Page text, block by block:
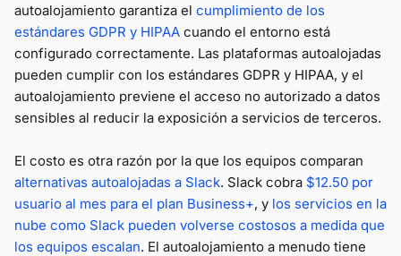
autoalojamiento garantiza el cumplimiento de los
estándares GDPR y HIPAA cuando el entorno está
configurado correctamente. Las plataformas autoalojadas
pueden cumplir con los estándares GDPR y HIPAA, y el
autoalojamiento previene el acceso no autorizado a datos
sensibles al reducir la exposición a servicios de terceros.
El costo es otra razón por la que los equipos comparan
alternativas autoalojadas a Slack. Slack cobra $12.50 por
usuario al mes para el plan Business+, y los servicios en la
nube como Slack pueden volverse costosos a medida que
los equipos escalan. El autoalojamiento a menudo tiene